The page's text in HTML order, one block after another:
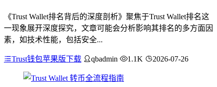
《Trust Wallet排名背后的深度剖析》聚焦于Trust Wallet排名这
一现象展开深度探究，文章可能会分析影响其排名的多方面因
素，如技术性能，包括安全...
Trust钱包苹果版下载 qbadmin 1.1K 2026-07-26